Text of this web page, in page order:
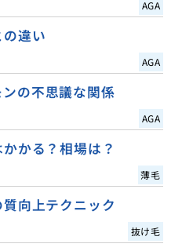
AGA
違い
AGA
の不思議な関係
AGA
かる？相場は？
薄毛
向上テクニック
抜け毛